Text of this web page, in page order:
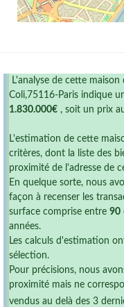
L'analyse de cette maison
Coli,75116-Paris indique
1.830.000€ , soit un prix
L'estimation de cette
critères, dont la liste des
proximité de l'adresse de
En quelque sorte, nous
façon à recenser les
surface comprise entre 90
années.
Les calculs d'estimation
sélection.
Pour précisions, nous
proximité mais ne
vendus au delà des 3